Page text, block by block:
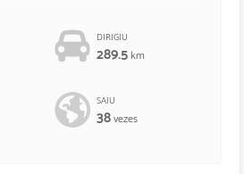
DIRIGIU
289.5 km
SAIU
38vezes